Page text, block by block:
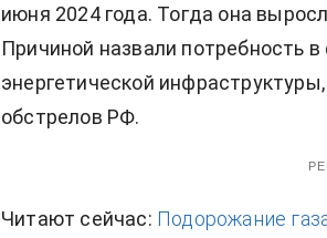
июня 2024 года. Тогда она
Причиной назвали потребность
энергетической
обстрелов РФ.
Читают сейчас: Подорожание